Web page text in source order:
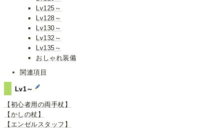
Lv125～
Lv128～
Lv130～
Lv132～
Lv135～
おしゃれ装備
関連項目
Lv1～
【初心者用の両手杖】
【かしの杖】
【エンゼルスタッフ】